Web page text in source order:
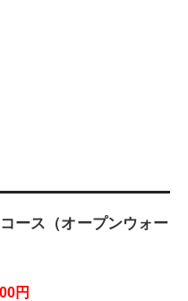
ース（オープンウォー
円